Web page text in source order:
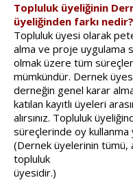
Topluluk üyeliğinin
üyeliğinden farkı nedir?
Topluluk üyesi olarak
alma ve proje uygulama
olmak üzere tüm
mümkündür. Dernek
derneğin genel karar
katılan kayıtlı üyeleri
alırsınız. Topluluk
süreçlerinde oy
(Dernek üyelerinin tümü,
topluluk
üyesidir.)